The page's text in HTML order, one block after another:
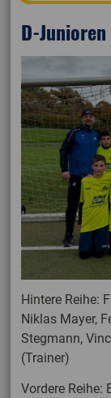
D-
Hintere Reihe:
Niklas Mayer,
Stegmann,
(Trainer)
Vordere Reihe: